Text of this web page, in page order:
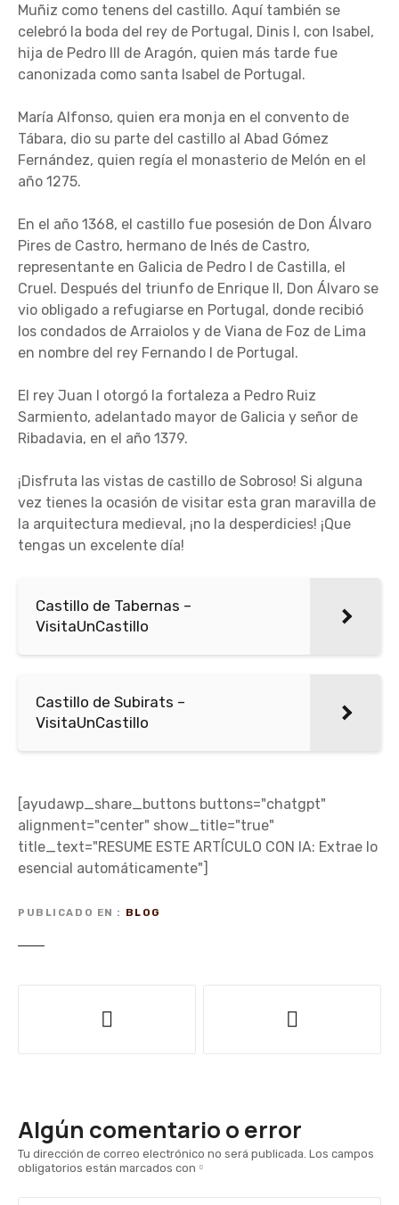
Muñiz como tenens del castillo. Aquí también se
celebró la boda del rey de Portugal, Dinis I, con Isabel,
hija de Pedro III de Aragón, quien más tarde fue
canonizada como santa Isabel de Portugal.
María Alfonso, quien era monja en el convento de
Tábara, dio su parte del castillo al Abad Gómez
Fernández, quien regía el monasterio de Melón en el
año 1275.
En el año 1368, el castillo fue posesión de Don Álvaro
Pires de Castro, hermano de Inés de Castro,
representante en Galicia de Pedro I de Castilla, el
Cruel. Después del triunfo de Enrique II, Don Álvaro se
vio obligado a refugiarse en Portugal, donde recibió
los condados de Arraiolos y de Viana de Foz de Lima
en nombre del rey Fernando I de Portugal.
El rey Juan I otorgó la fortaleza a Pedro Ruiz
Sarmiento, adelantado mayor de Galicia y señor de
Ribadavia, en el año 1379.
¡Disfruta las vistas de castillo de Sobroso! Si alguna
vez tienes la ocasión de visitar esta gran maravilla de
la arquitectura medieval, ¡no la desperdicies! ¡Que
tengas un excelente día!
Castillo de Tabernas –
VisitaUnCastillo
Castillo de Subirats –
VisitaUnCastillo
[ayudawp_share_buttons buttons="chatgpt"
alignment="center" show_title="true"
title_text="RESUME ESTE ARTÍCULO CON IA: Extrae lo
esencial automáticamente"]
PUBLICADO EN BLOG
g
a
Algún comentario o error
Tu dirección de correo electrónico no será publicada. Los campos
obligatorios están marcados con